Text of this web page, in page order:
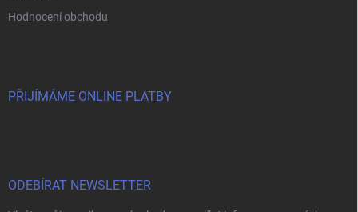
Hodnocení obchodu
PŘIJÍMÁME ONLINE PLATBY
ODEBÍRAT NEWSLETTER